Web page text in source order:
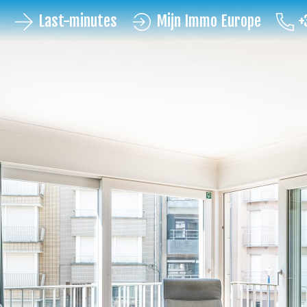
Mijn Immo Europe
Last-minutes